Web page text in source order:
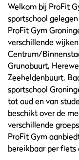
Welkom bij ProFit
sportschool
ProFit Gym
verschillende
Centrum/
Grunobuurt,
Zeeheldenbuurt,
sportschool
tot oud en van
beschikt over de
verschillende
ProFit Gym
bereikbaar per fiets